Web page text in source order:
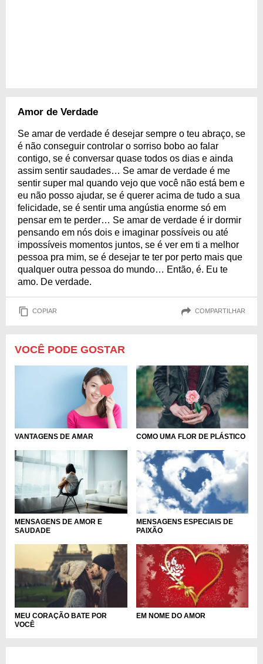
Amor de Verdade
Se amar de verdade é desejar sempre o teu abraço, se
é não conseguir controlar o sorriso bobo ao falar
contigo, se é conversar quase todos os dias e ainda
assim sentir saudades… Se amar de verdade é me
sentir super mal quando vejo que você não está bem e
eu não posso ajudar, se é querer acima de tudo a sua
felicidade, se é sentir uma angústia enorme só em
pensar em te perder… Se amar de verdade é ir dormir
pensando em nós dois e imaginar possíveis ou até
impossíveis momentos juntos, se é ver em ti a melhor
pessoa pra mim, se é desejar te ter por perto mais que
qualquer outra pessoa do mundo… Então, é. Eu te
amo. De verdade.
COPIAR COMPARTILHAR
VOCÊ PODE GOSTAR
VANTAGENS DE AMAR COMO UMA FLOR DE PLÁSTICO
MENSAGENS DE AMOR E
SAUDADE
MENSAGENS ESPECIAIS DE
PAIXÃO
MEU CORAÇÃO BATE POR
VOCÊ
EM NOME DO AMOR